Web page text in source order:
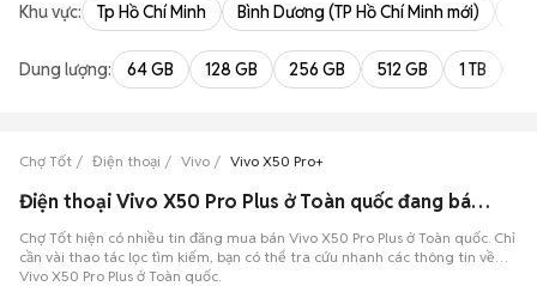
Khu vực: Tp Hồ Chí Minh Bình Dương (TP Hồ Chí Minh mới)
Dung lượng: 64 GB 128 GB 256 GB 512 GB 1 TB
Chợ Tốt Điện thoại Vivo Vivo X50 Pro+
Điện thoại Vivo X50 Pro Plus ở Toàn quốc đang bán 08/2026
Chợ Tốt hiện có nhiều tin đăng mua bán Vivo X50 Pro Plus ở Toàn quốc. Chỉ
cần vài thao tác lọc tìm kiếm, bạn có thể tra cứu nhanh các thông tin về
Vivo X50 Pro Plus ở Toàn quốc.